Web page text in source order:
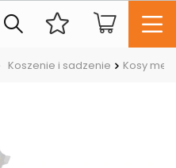
Koszenie i sadzenie Kosy